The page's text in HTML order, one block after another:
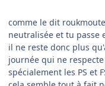
comme le dit
neutralisée et tu passe
il ne reste donc plus
journée qui ne
spécialement les PS et